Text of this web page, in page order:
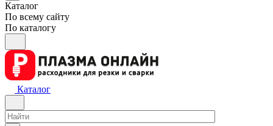
Каталог
По всему сайту
По каталогу
Каталог